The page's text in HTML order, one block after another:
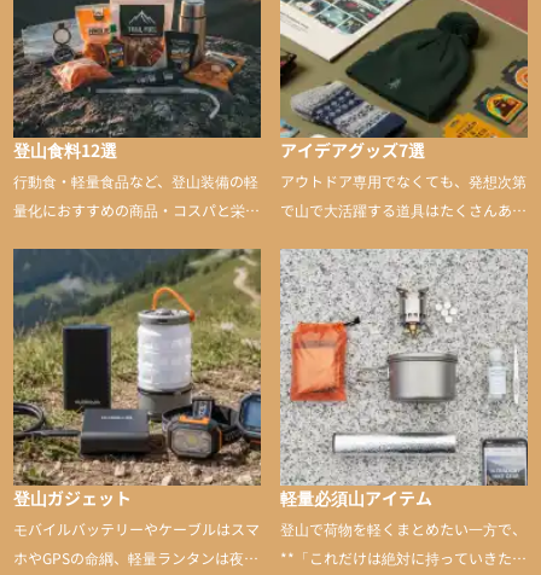
登山食料12選
行動食・軽量食品など、登山装備の軽
量化におすすめの商品・コスパと栄養
アイデアグッズ7選
アウトドア専用でなくても、発想次第
で山で大活躍する道具はたくさんあり
山に持ち込むと快適性や安心感をグッ
と引き上げてくれる――そんな意外性
のあるアイテムを紹介
登山ガジェット
モバイルバッテリーやケーブルはスマ
ホやGPSの命綱、軽量ランタンは夜間
軽量必須山アイテム
登山で荷物を軽くまとめたい一方で、
**「これだけは絶対に持っていきた